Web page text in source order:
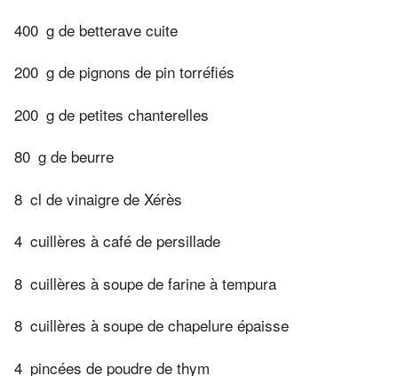
400 g de betterave cuite
200 g de pignons de pin torréfiés
200 g de petites chanterelles
80 g de beurre
8 cl de vinaigre de Xérès
4 cuillères à café de persillade
8 cuillères à soupe de farine à tempura
8 cuillères à soupe de chapelure épaisse
4 pincées de poudre de thym